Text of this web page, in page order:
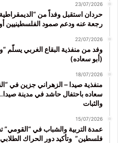
23/07/2026
حردان استقبل وفداً من
رجعة عنه ودعم صمود الفلسطينيين
22/07/2026
وفد من منفذية البقاع الغربي يسلّم
(أبو سعاده)
18/07/2026
منفذية صيدا – الزهراني جزين في
سعاده باحتفال حاشد في مدينة
والثبات
15/07/2026
عمدة التربية والشباب في “القومي”
فلسطين” وتأكيد دور الحراك